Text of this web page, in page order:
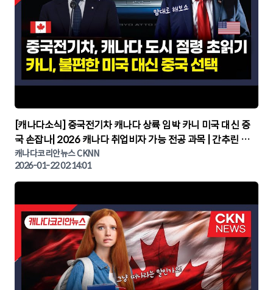
▶
[캐나다소식] 중국전기차 캐나다 상륙 임박 카니 미국 대신 중
국 손잡나| 2026 캐나다 취업비자 가능 전공 과목 | 간추린 캐
나다뉴스 | CKNNEWS, 캐나다코리안뉴스
캐나다코리안뉴스 CKNN
2026-01-22 02:14:01